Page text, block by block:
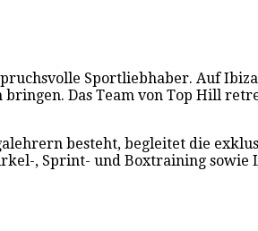
Sportliebhaber. Auf
Das Team von Top Hill
besteht, begleitet die
, Sprint- und Boxtraining